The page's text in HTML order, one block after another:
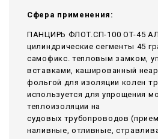
Сфера применения:
ПАНЦИРЬ ФЛОТ.СП-100 ОТ-45
цилиндрические сегменты 45
самофикс. тепловым замком,
вставками, кашированный
фольгой для изоляции колен
используется для упрощения
теплоизоляции на
судовых трубопроводов
наливные, отливные,